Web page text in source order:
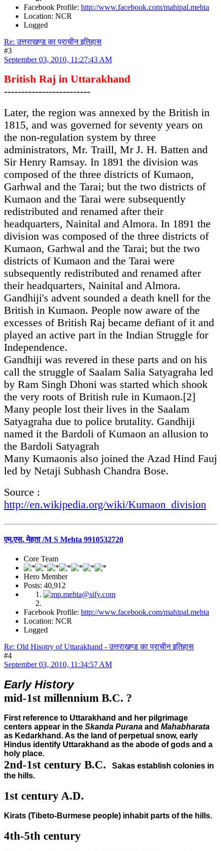
Facebook Profile: http://www.facebook.com/mahipal.mehta
Location: NCR
Logged
Re: उत्तराखण्ड का प्राचीन इतिहास
#3
September 03, 2010, 11:27:43 AM
British Raj in Uttarakhand
-------------------------
Later, the region was annexed by the British in
1815, and was governed for seventy years on
the non-regulation system by three
administrators, Mr. Traill, Mr J. H. Batten and
Sir Henry Ramsay. In 1891 the division was
composed of the three districts of Kumaon,
Garhwal and the Tarai; but the two districts of
Kumaon and the Tarai were subsequently
redistributed and renamed after their
headquarters, Nainital and Almora. In 1891 the
division was composed of the three districts of
Kumaon, Garhwal and the Tarai; but the two
districts of Kumaon and the Tarai were
subsequently redistributed and renamed after
their headquarters, Nainital and Almora.
Gandhiji's advent sounded a death knell for the
British in Kumaon. People now aware of the
excesses of British Raj became defiant of it and
played an active part in the Indian Struggle for
Independence.
Gandhiji was revered in these parts and on his
call the struggle of Saalam Salia Satyagraha led
by Ram Singh Dhoni was started which shook
the very roots of British rule in Kumaon.[2]
Many people lost their lives in the Saalam
Satyagraha due to police brutality. Gandhiji
named it the Bardoli of Kumaon an allusion to
the Bardoli Satyagrah
Many Kumaonis also joined the Azad Hind Fauj
led by Netaji Subhash Chandra Bose.
Source :
http://en.wikipedia.org/wiki/Kumaon_division
एम.एस. मेहता /M S Mehta 9910532720
Core Team
Hero Member
Posts: 40,912
Facebook Profile: http://www.facebook.com/mahipal.mehta
Location: NCR
Logged
Re: Old Hisotry of Uttarakhand - उत्तराखण्ड का प्राचीन इतिहास
#4
September 03, 2010, 11:34:57 AM
Early History
mid-1st millennium B.C. ?
First reference to Uttarakhand and her pilgrimage
centers appear in the Skanda Purana and Mahabharata
as Kedarkhand. As the land of perpetual snow, early
Hindus identify Uttarakhand as the abode of gods and a
holy place.
2nd-1st century B.C.
Sakas establish colonies in
the hills.
1st century A.D.
Kirats (Tibeto-Burmese people) inhabit parts of the hills.
4th-5th century